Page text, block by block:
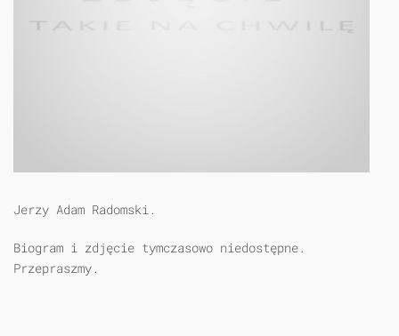
Jerzy Adam Radomski.
Biogram i zdjęcie tymczasowo niedostępne.
Przepraszmy.